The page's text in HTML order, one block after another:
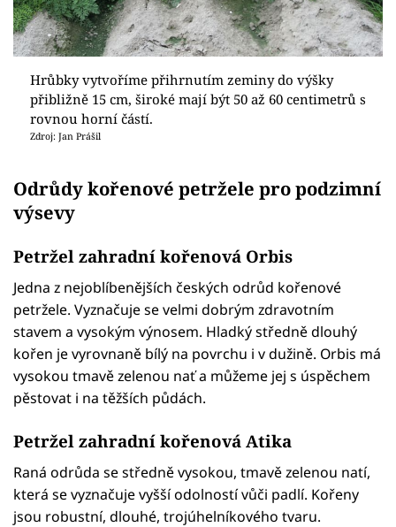
Hrůbky vytvoříme přihrnutím zeminy do výšky
přibližně 15 cm, široké mají být 50 až 60 centimetrů s
rovnou horní částí.
Zdroj: Jan Prášil
Odrůdy kořenové petržele pro podzimní
výsevy
Petržel zahradní kořenová Orbis
Jedna z nejoblíbenějších českých odrůd kořenové
petržele. Vyznačuje se velmi dobrým zdravotním
stavem a vysokým výnosem. Hladký středně dlouhý
kořen je vyrovnaně bílý na povrchu i v dužině. Orbis má
vysokou tmavě zelenou nať a můžeme jej s úspěchem
pěstovat i na těžších půdách.
Petržel zahradní kořenová Atika
Raná odrůda se středně vysokou, tmavě zelenou natí,
která se vyznačuje vyšší odolností vůči padlí. Kořeny
jsou robustní, dlouhé, trojúhelníkového tvaru.